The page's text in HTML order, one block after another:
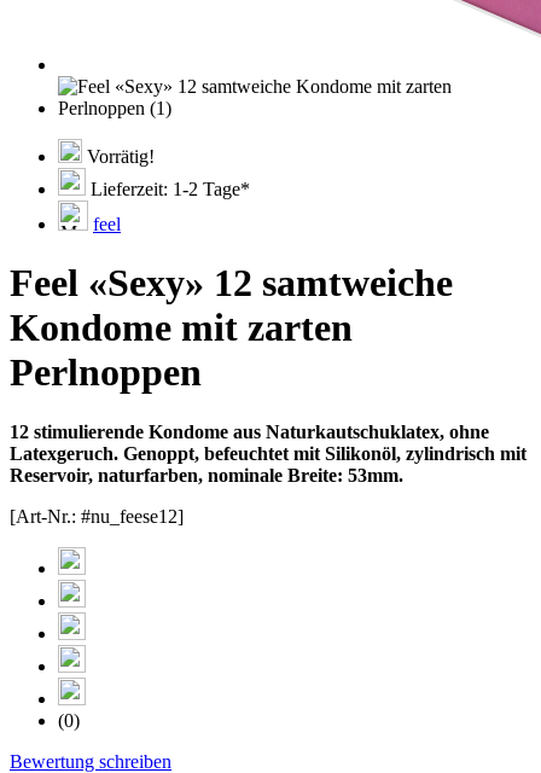
Vorrätig!
Lieferzeit: 1-2 Tage*
feel
Feel «Sexy» 12 samtweiche
Kondome mit zarten
Perlnoppen
12 stimulierende Kondome aus Naturkautschuklatex, ohne
Latexgeruch. Genoppt, befeuchtet mit Silikonöl, zylindrisch mit
Reservoir, naturfarben, nominale Breite: 53mm.
[Art-Nr.: #nu_feese12]
(0)
Bewertung schreiben